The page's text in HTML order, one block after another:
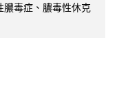
膿毒症、膿毒性休克